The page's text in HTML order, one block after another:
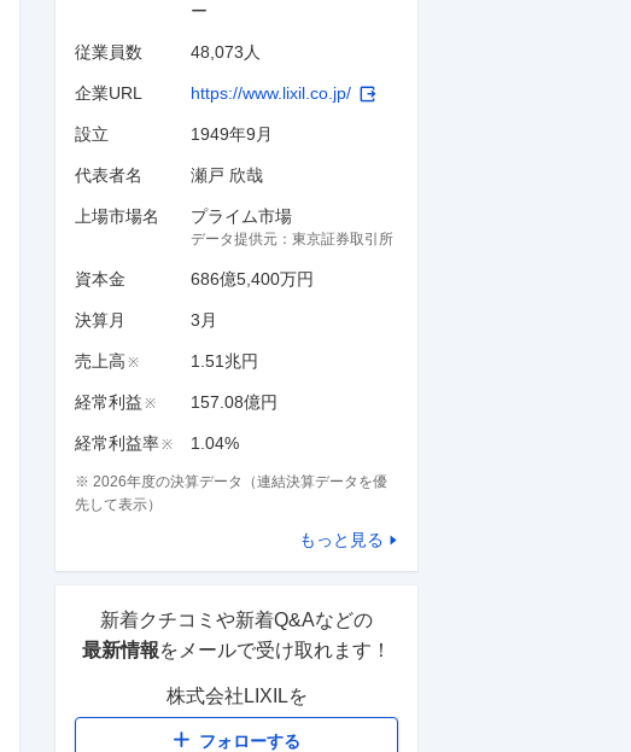
ー
従業員数 48,073人
企業URL https://www.lixil.co.jp/
設立 1949年9月
代表者名 瀬戸 欣哉
上場市場名 プライム市場
データ提供元： 東京証券取引所
資本金 686億5,400万円
決算月 3 月
売上高 ※ 1.51兆円
経常利益 ※ 157.08億円
経常利益率※ 1.04%
※ 2026年度の決算データ（連結決算データを優
先して表示）
もっと見る
新着クチコミや新着Q&Aなどの
最新情報をメールで受け取れます！
株式会社LIXILを
フォローする